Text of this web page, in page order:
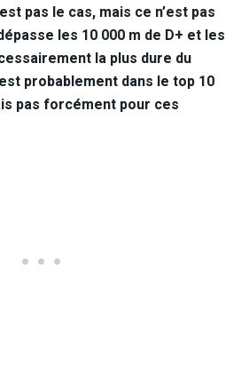
pas le cas, mais ce n’est pas
les 10 000 m de D+ et les
la plus dure du
probablement dans le top 10
pas forcément pour ces